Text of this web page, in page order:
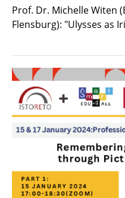
Prof. Dr. Michelle Witen
Flensburg): "Ulysses as